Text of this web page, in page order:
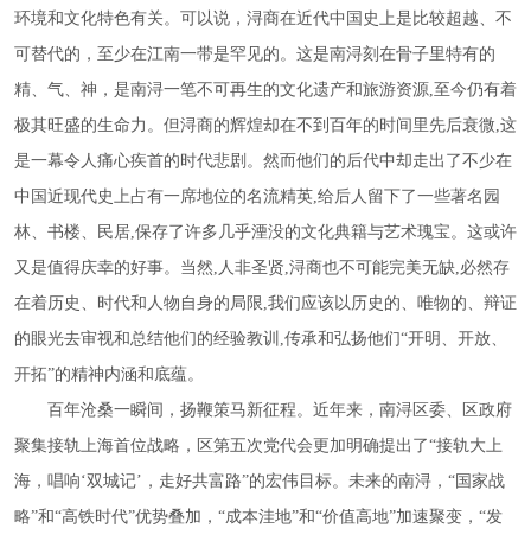
环境和文化特色有关。可以说，浔商在近代中国史上是比较超越、不
可替代的，至少在江南一带是罕见的。这是南浔刻在骨子里特有的
精、气、神，是南浔一笔不可再生的文化遗产和旅游资源,至今仍有着
极其旺盛的生命力。但浔商的辉煌却在不到百年的时间里先后衰微,这
是一幕令人痛心疾首的时代悲剧。然而他们的后代中却走出了不少在
中国近现代史上占有一席地位的名流精英,给后人留下了一些著名园
林、书楼、民居,保存了许多几乎湮没的文化典籍与艺术瑰宝。这或许
又是值得庆幸的好事。当然,人非圣贤,浔商也不可能完美无缺,必然存
在着历史、时代和人物自身的局限,我们应该以历史的、唯物的、辩证
的眼光去审视和总结他们的经验教训,传承和弘扬他们“开明、开放、
开拓”的精神内涵和底蕴。
百年沧桑一瞬间，扬鞭策马新征程。近年来，南浔区委、区政府
聚集接轨上海首位战略，区第五次党代会更加明确提出了“接轨大上
海，唱响‘双城记’，走好共富路”的宏伟目标。未来的南浔，“国家战
略”和“高铁时代”优势叠加，“成本洼地”和“价值高地”加速聚变，“发